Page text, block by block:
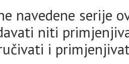
navedene serije
niti
i